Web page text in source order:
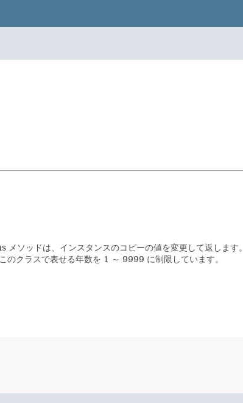
ソッドは、インスタンスのコピーの値を変更して返します。
クラスで表せる年数を 1 ～ 9999 に制限しています。